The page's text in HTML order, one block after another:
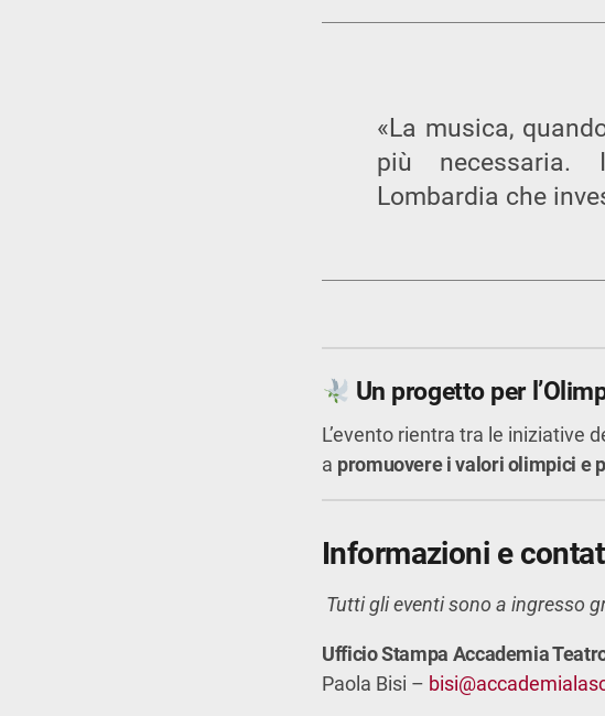
«La musica,
più necessaria.
Lombardia che
Un progetto per
L’evento rientra tra le iniziative
a promuovere i valori olimpici e
Informazioni e
Tutti gli eventi sono a ingresso
Ufficio Stampa Accademia
Paola Bisi –